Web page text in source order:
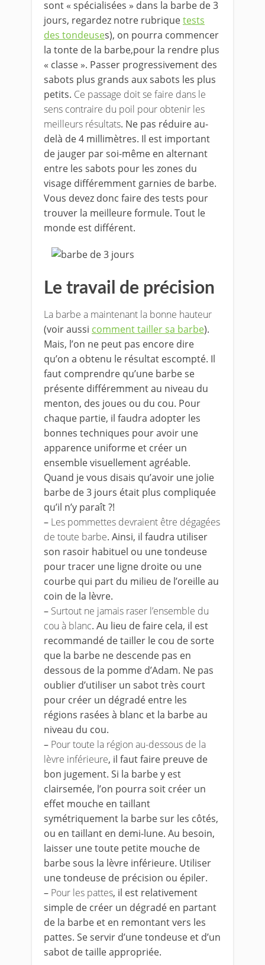
sont « spécialisées » dans la barbe de 3
jours, regardez notre rubriquetests
des tondeuses), on pourra commencer
la tonte de la barbe,pour la rendre plus
« classe ». Passer progressivement des
sabots plus grands aux sabots les plus
petits. Ce passage doit se faire dans le
sens contraire du poil pour obtenir les
meilleurs résultats. Ne pas réduire au-
delà de 4 millimètres. Il est important
de jauger par soi-même en alternant
entre les sabots pour les zones du
visage différemment garnies de barbe.
Vous devez donc faire des tests pour
trouver la meilleure formule. Tout le
monde est différent.
Le travail de précision
La barbe a maintenant la bonne hauteur
(voir aussi comment tailler sa barbe).
Mais, l’on ne peut pas encore dire
qu’on a obtenu le résultat escompté. Il
faut comprendre qu’une barbe se
présente différemment au niveau du
menton, des joues ou du cou. Pour
chaque partie, il faudra adopter les
bonnes techniques pour avoir une
apparence uniforme et créer un
ensemble visuellement agréable.
Quand je vous disais qu’avoir une jolie
barbe de 3 jours était plus compliquée
qu’il n’y paraît ?!
– Les pommettes devraient être dégagées
de toute barbe. Ainsi, il faudra utiliser
son rasoir habituel ou une tondeuse
pour tracer une ligne droite ou une
courbe qui part du milieu de l’oreille au
coin de la lèvre.
– Surtout ne jamais raser l’ensemble du
cou à blanc. Au lieu de faire cela, il est
recommandé de tailler le cou de sorte
que la barbe ne descende pas en
dessous de la pomme d’Adam. Ne pas
oublier d’utiliser un sabot très court
pour créer un dégradé entre les
régions rasées à blanc et la barbe au
niveau du cou.
– Pour toute la région au-dessous de la
lèvre inférieure, il faut faire preuve de
bon jugement. Si la barbe y est
clairsemée, l’on pourra soit créer un
effet mouche en taillant
symétriquement la barbe sur les côtés,
ou en taillant en demi-lune. Au besoin,
laisser une toute petite mouche de
barbe sous la lèvre inférieure. Utiliser
une tondeuse de précision ou épiler.
– Pour les pattes, il est relativement
simple de créer un dégradé en partant
de la barbe et en remontant vers les
pattes. Se servir d’une tondeuse et d’un
sabot de taille appropriée.